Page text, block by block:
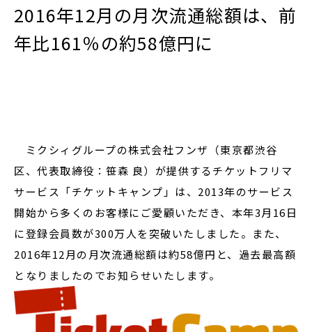
2016年12月の月次流通総額は、前
年比161％の約58億円に
ミクシィグループの株式会社フンザ（東京都渋谷
区、代表取締役：笹森 良）が提供するチケットフリマ
サービス「チケットキャンプ」は、2013年のサービス
開始から多くのお客様にご愛顧いただき、本年3月16日
に登録会員数が300万人を突破いたしました。また、
2016年12月の月次流通総額は約58億円と、過去最高額
となりましたのでお知らせいたします。